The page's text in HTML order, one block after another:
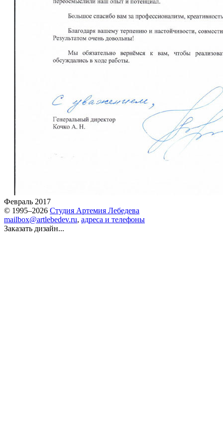
Февраль 2017
© 1995–2026 Студия Артемия Лебедева
mailbox@artlebedev.ru, адреса и телефоны
Заказать дизайн...